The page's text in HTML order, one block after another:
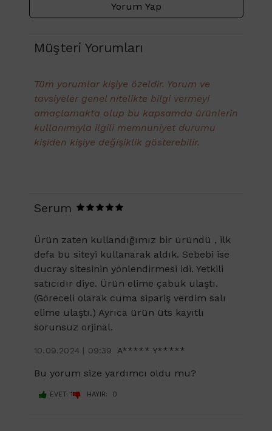
Yorum Yap
Müşteri Yorumları
Tüm yorumlar kişiye özeldir. Yorum ve
tavsiyeler genel nitelikte bilgi vermeyi
amaçlamakta olup bu kapsamda ürünlerin
kullanımıyla ilgili memnuniyet durumu
kişiden kişiye değişiklik gösterebilir.
Serum
Ürün zaten kullandığımız bir üründü , ilk
defa bu siteyi kullanarak aldık. Sebebi ise
ducray sitesinin yönlendirmesi idi. Yetkili
satıcıdır diye. Ürün elime çabuk ulaştı.
(Göreceli olarak cuma sipariş verdim salı
elime ulaştı.) Ayrıca ürün üts kayıtlı
sorunsuz orjinal.
10.09.2024 | 09:39 A***** Y*****
Bu yorum size yardımcı oldu mu?
EVET: 1 HAYIR: 0